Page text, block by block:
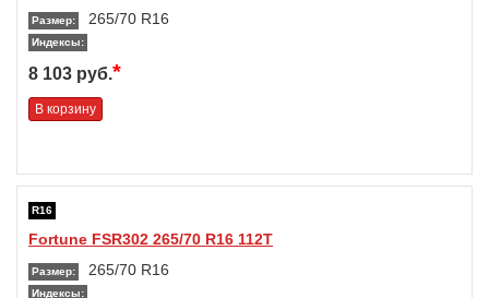
Размер: 265/70 R16
Индексы:
8 103 руб.*
В корзину
R16
Fortune FSR302 265/70 R16 112T
Размер: 265/70 R16
Индексы: